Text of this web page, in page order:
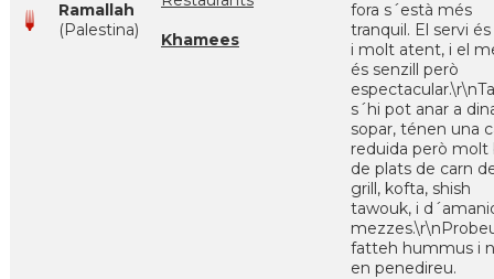
Ramallah
(Palestina)
Khamees
fora s´està més
tranquil. El servi
i molt atent, i el
és senzill però
s´hi pot anar a
sopar, ténen una
reduida però molt
de plats de carn
grill, kofta, shish
tawouk, i
fatteh hummus i
en penedireu.